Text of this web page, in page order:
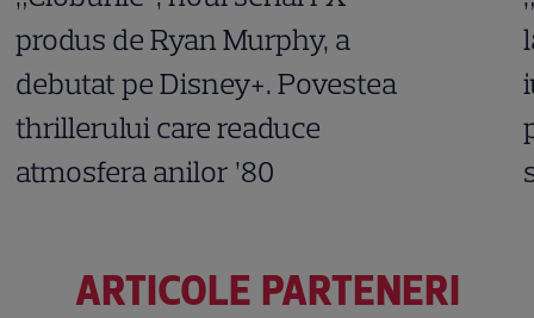
produs de Ryan Murphy, a
debutat pe Disney+. Povestea
thrillerului care readuce
atmosfera anilor ’80
ARTICOLE PARTENERI